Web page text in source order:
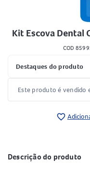
Kit Escova Dental
COD
Destaques do produto
Este produto é vendido
favorite_border
Descrição do produto